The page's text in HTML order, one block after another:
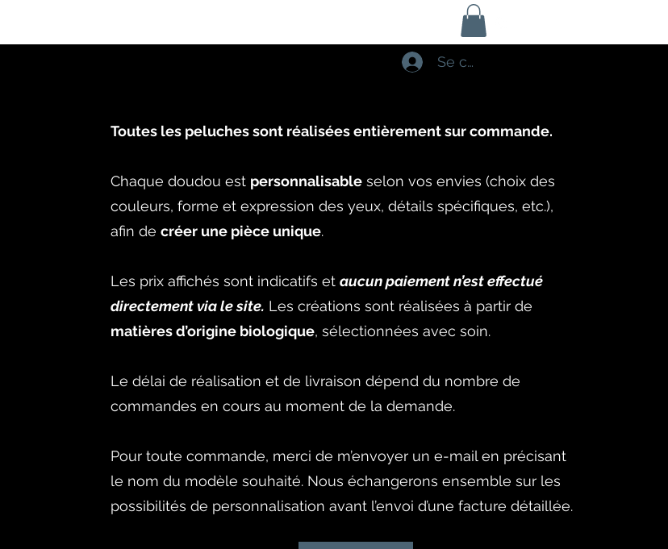
Se connecter
Toutes les peluches sont réalisées entièrement sur commande.
Chaque doudou est personnalisableselon vos envies (choix des
couleurs, forme et expression des yeux, détails spécifiques, etc.),
afin de créer une pièce unique.
Les prix affichés sont indicatifs et aucun paiement n’est effectué
directement via le site. Les créations sont réalisées à partir de
matières d’origine biologique, sélectionnées avec soin.
Le délai de réalisation et de livraison dépend du nombre de
commandes en cours au moment de la demande.
Pour toute commande, merci de m’envoyer un e-mail en précisant
le nom du modèle souhaité. Nous échangerons ensemble sur les
possibilités de personnalisation avant l’envoi d’une facture détaillée.